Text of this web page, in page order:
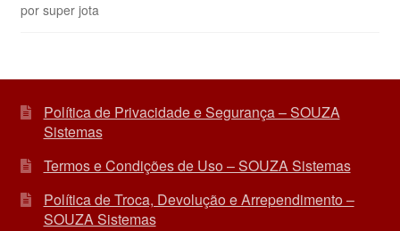
Avaliação5
por super jota
Política de Privacidade e Segurança – SOUZA
Sistemas
Termos e Condições de Uso – SOUZA Sistemas
Política de Troca, Devolução e Arrependimento –
SOUZA Sistemas